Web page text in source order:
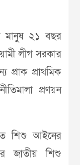
মানুষ ২১ বছর
লীগ সরকার
প্রাক প্রাথমিক
প্রণয়ন
শিশু আইনের
জাতীয় শিশু